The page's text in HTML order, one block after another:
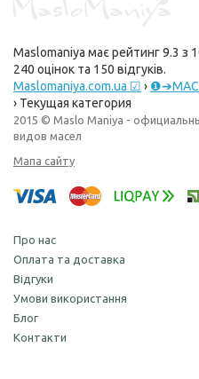
Maslomaniya має рейтинг9.3 з
240 оцінок та 150 відгуків.
Maslomaniya.com.ua ☑ ›
› Текущая категория
2015 © Maslo Maniya -
видов масел
Мапа сайту
Про нас
Оплата та доставка
Відгуки
Умови використання
Блог
Контакти